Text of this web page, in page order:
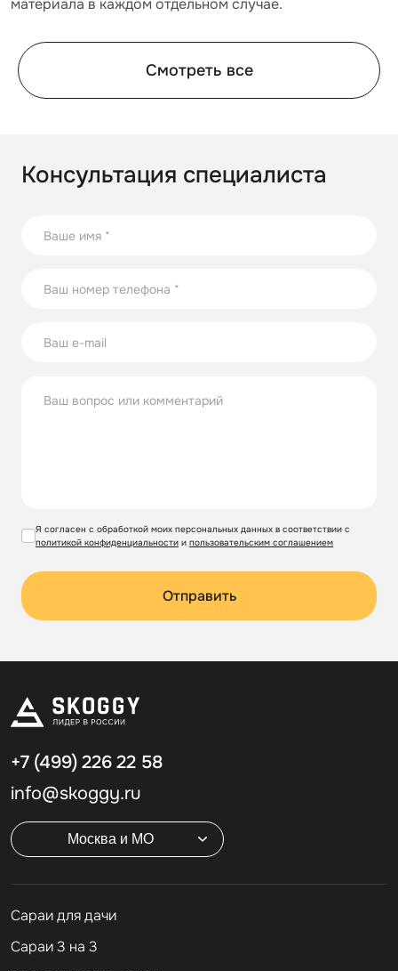
материала в каждом отдельном случае.
Смотреть все
Консультация специалиста
Я согласен с обработкой моих персональных данных в соответствии с
политикой конфиденциальности и пользовательским соглашением
Отправить
+7 (499) 226 22 58
info@skoggy.ru
Москва и МО
Cараи для дачи
Сараи 3 на 3